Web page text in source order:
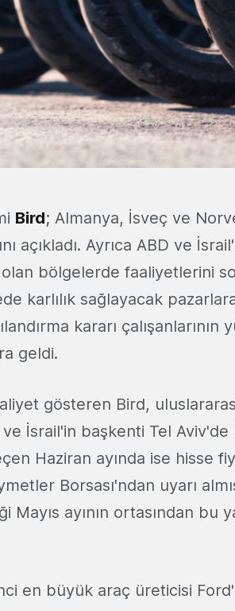
Bird; Almanya, İsveç ve
açıkladı. Ayrıca ABD ve
olan bölgelerde faaliyetlerini
karlılık sağlayacak
kararı çalışanlarının
geldi.
gösteren Bird,
İsrail'in başkenti Tel Aviv'de
Haziran ayında ise hisse
Borsası'ndan uyarı
Mayıs ayının ortasından bu
en büyük araç üreticisi